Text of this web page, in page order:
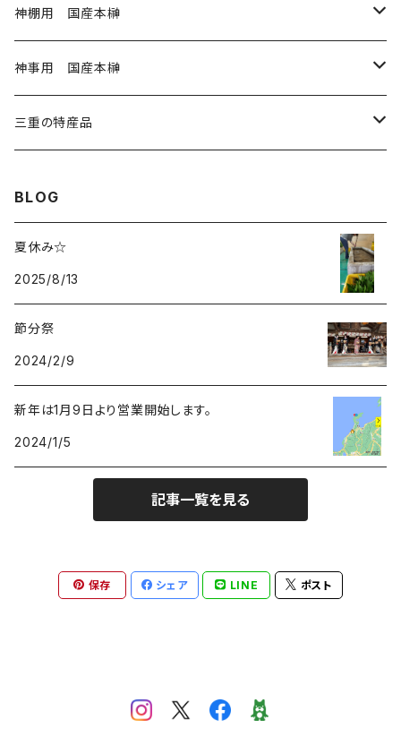
神棚用 国産本榊
神棚用本榊 小 3寸
神棚用本榊 大 4寸
紙垂
神事用 国産本榊
神事用 玉串35㎝
21～40本
41本以上
21～40本
41本以上
神事用 神籬80㎝
麻紐
三重の特産品
伊勢ひかり
BLOG
夏休み☆
2025/8/13
節分祭
2024/2/9
新年は1月9日より営業開始します。
2024/1/5
記事一覧を見る
保存 シェア LINE ポスト